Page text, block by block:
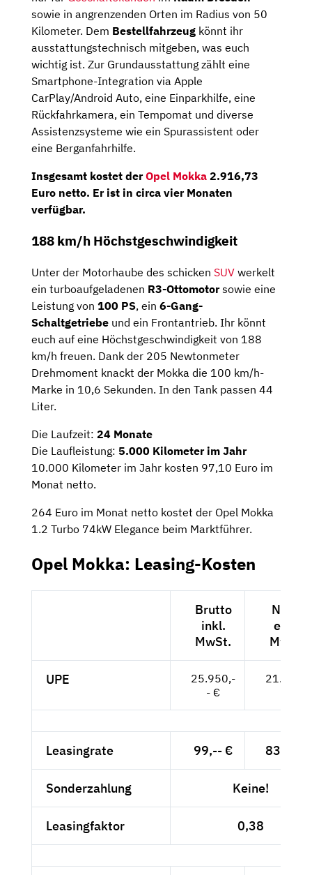
sowie in angrenzenden Orten im Radius von 50
Kilometer. Dem Bestellfahrzeug könnt ihr
ausstattungstechnisch mitgeben, was euch
wichtig ist. Zur Grundausstattung zählt eine
Smartphone-Integration via Apple
CarPlay/Android Auto, eine Einparkhilfe, eine
Rückfahrkamera, ein Tempomat und diverse
Assistenzsysteme wie ein Spurassistent oder
eine Berganfahrhilfe.
Insgesamt kostet derOpel Mokka 2.916,73
Euro netto. Er ist in circa vier Monaten
verfügbar.
188 km/h Höchstgeschwindigkeit
Unter der Motorhaube des schicken SUV werkelt
ein turboaufgeladenen R3-Ottomotorsowie eine
Leistung von 100 PS, ein 6-Gang-
Schaltgetriebe und ein Frontantrieb. Ihr könnt
euch auf eine Höchstgeschwindigkeit von 188
km/h freuen. Dank der 205 Newtonmeter
Drehmoment knackt der Mokka die 100 km/h-
Marke in 10,6 Sekunden. In den Tank passen 44
Liter.
Die Laufzeit: 24 Monate
Die Laufleistung: 5.000 Kilometer im Jahr
10.000 Kilometer im Jahr kosten 97,10 Euro im
Monat netto.
264 Euro im Monat netto kostet der Opel Mokka
1.2 Turbo 74kW Elegance beim Marktführer.
Opel Mokka: Leasing-Kosten
Brutto
inkl.
MwSt.
Netto
exkl.
MwSt.
UPE
25.950,-
- €
21.807,-
Leasingrate 99,-- € 83,19 €
Sonderzahlung Keine!
Leasingfaktor 0,38